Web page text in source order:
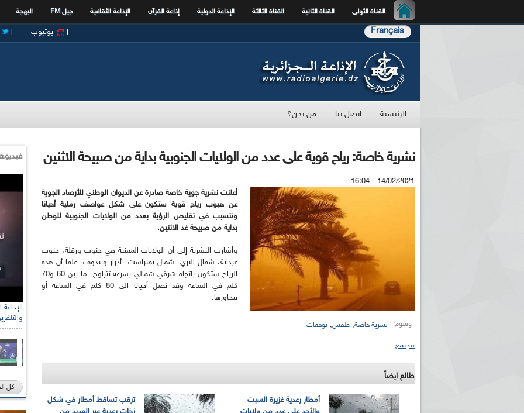
القناة الأولى القناة الثانية القناة الثالثة الإذاعة الدولية إذاعة القرآن الإذاعة الثقافية جيل FM البهجة
Français يوتيوب
الرئيسية اتصل بنا من نحن؟
نشرية خاصة: رياح قوية على عدد من الولايات الجنوبية بداية من صبيحة الاثنين
14/02/2021 - 16:04
أعلنت نشرية جوية خاصة صادرة عن الديوان الوطني للأرصاد الجوية
عن هبوب رياح قوية ستكون على شكل عواصف رملية أحيانا
وتتسبب في تقليص الرؤية بعدد من الولايات الجنوبية للوطن
بداية من صبيحة غد الاثنين.
وأشارت النشرية إلى أن الولايات المعنية هي جنوب ورقلة، جنوب
غرداية، شمال اليزي، شمال تمنراست، أدرار وتندوف، علما أن هذه
الرياح ستكون باتجاه شرقي-شمالي بسرعة تتراوح ما بين 60 و70
كلم في الساعة وقد تصل أحيانا الى 80 كلم في الساعة أو
تتجاوزها.
وسوم: نشرية خاصة, طقس, توقعات
مجتمع
طالع ايضاً
ترقب تساقط أمطار في شكل
أمطار رعدية غزيرة السبت
كل